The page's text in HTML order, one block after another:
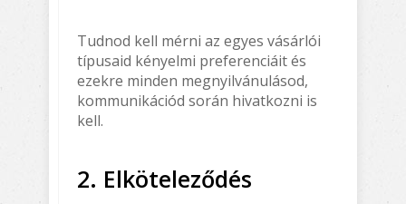
Tudnod kell mérni az egyes vásárlói
típusaid kényelmi preferenciáit és
ezekre minden megnyilvánulásod,
kommunikációd során hivatkozni is
kell.
2. Elköteleződés